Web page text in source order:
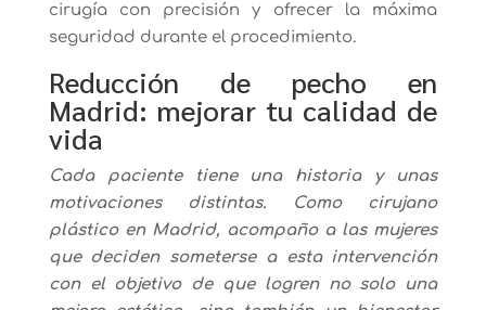
cirugía con precisión y ofrecer la máxima
seguridad durante el procedimiento.
Reducción de pecho en
Madrid: mejorar tu calidad de
vida
Cada paciente tiene una historia y unas
motivaciones distintas. Como cirujano
plástico en Madrid, acompaño a las mujeres
que deciden someterse a esta intervención
con el objetivo de que logren no solo una